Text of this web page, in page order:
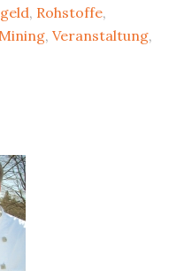
, Rohstoffe,
,Veranstaltung,